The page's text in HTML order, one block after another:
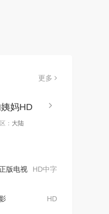
更多
妈HD
： 大陆
HD中字
版电视
HD